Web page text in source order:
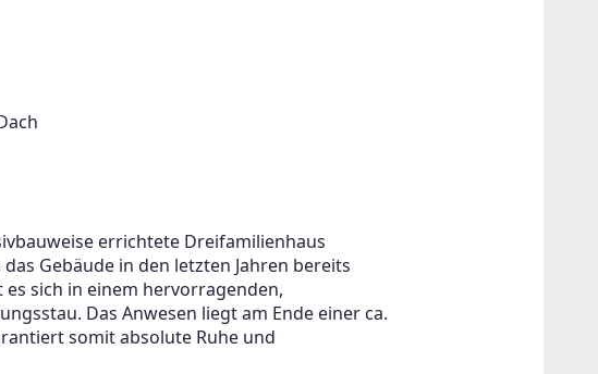
errichtete Dreifamilienhaus
Gebäude in den letzten Jahren bereits
sich in einem hervorragenden,
Das Anwesen liegt am Ende einer ca.
somit absolute Ruhe und
sobald wir ein oder
den